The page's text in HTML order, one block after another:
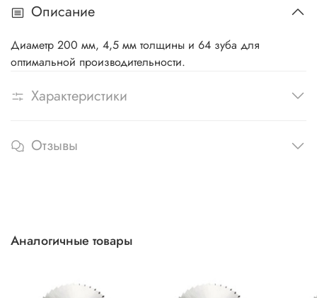
Описание
Диаметр 200 мм, 4,5 мм толщины и 64 зуба для
оптимальной производительности.
Характеристики
Отзывы
Аналогичные товары